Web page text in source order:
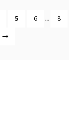
5 6 ... 8